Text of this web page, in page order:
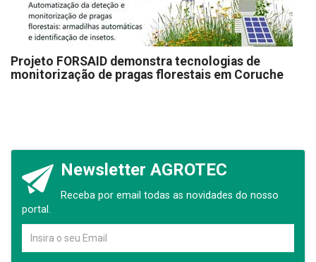
Projeto FORSAID demonstra tecnologias de
monitorização de pragas florestais em Coruche
Newsletter AGROTEC
Receba por email todas as novidades do nosso
portal.